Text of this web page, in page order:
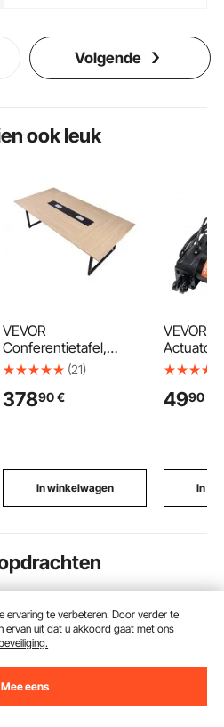
Volgende
ook leuk
VEVOR
Conferentietafel,
vergadertafel voor 10
cm, rechthoekige
pauzetafel met
metalen poten, ideaal
(21)
37890 €
In winkelwagen
VEVOR
Actuator
hoge
24 V,
Inclusief
4990
In
rvs rvs hoek
ervaring te verbeteren. Door verder te
ervan uit dat u akkoord gaat met ons
Mee eens